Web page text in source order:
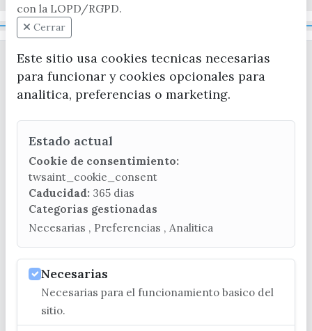
CONTACTA CON LA OFICINA DE TURISMO
(+34) 952 541 104
turismo@velezmalaga.es
C/ Poniente, 2. CP 29740 - Torre del Mar
con la LOPD/RGPD.
Cerrar
Este sitio usa cookies tecnicas necesarias
para funcionar y cookies opcionales para
analitica, preferencias o marketing.
Estado actual
Cookie de consentimiento:
twsaint_cookie_consent
Caducidad: 365 dias
Categorias gestionadas
Necesarias , Preferencias , Analitica
Necesarias
Necesarias para el funcionamiento basico del
sitio.